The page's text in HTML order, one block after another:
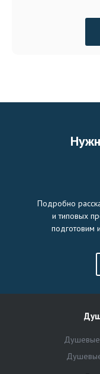
Подробно
и типовых
подготовим
Душевые